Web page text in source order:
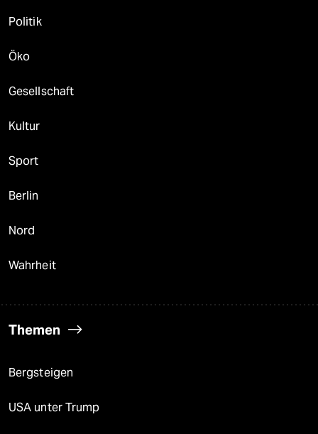
Politik
Öko
Gesellschaft
Kultur
Sport
Berlin
Nord
Wahrheit
Themen
Bergsteigen
USA unter Trump